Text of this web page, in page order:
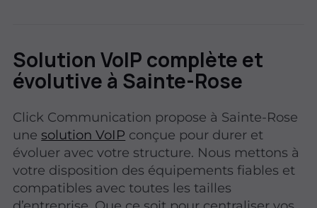
Solution VoIP complète et
évolutive à Sainte-Rose
Click Communication propose à Sainte-Rose
unesolution VoIP conçue pour durer et
évoluer avec votre structure. Nous mettons à
votre disposition des équipements fiables et
compatibles avec toutes les tailles